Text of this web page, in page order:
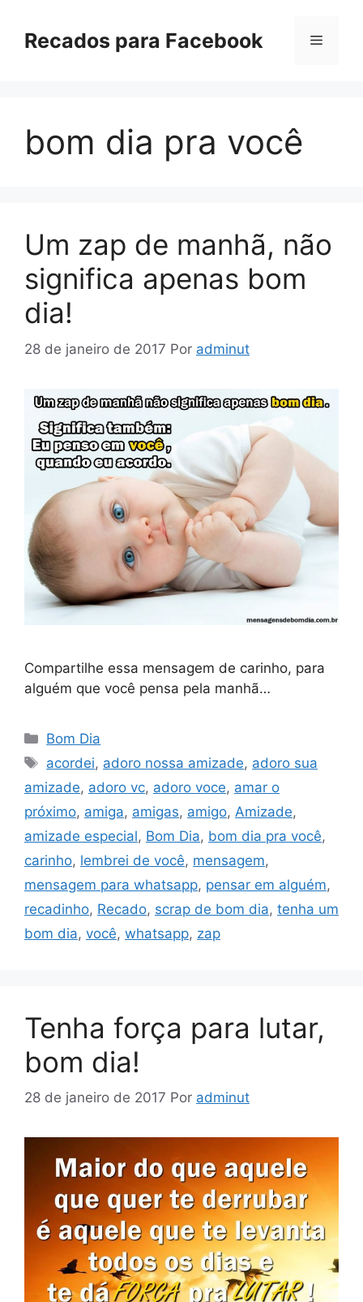
paraRecados para Facebook Menu
bom dia pra você
Um zap de manhã, não
significa apenas bom
dia!
28 de janeiro de 2017 Por adminut
Compartilhe essa mensagem de carinho, para
alguém que você pensa pela manhã…
Categorias
Bom Dia
Tags
acordei, adoro nossa amizade, adoro sua
amizade, adoro vc, adoro voce, amar o
próximo, amiga, amigas, amigo, Amizade,
amizade especial, Bom Dia, bom dia pra você,
carinho, lembrei de você, mensagem,
mensagem para whatsapp, pensar em alguém,
recadinho, Recado, scrap de bom dia, tenha um
bom dia, você, whatsapp, zap
Tenha força para lutar,
bom dia!
28 de janeiro de 2017 Por adminut